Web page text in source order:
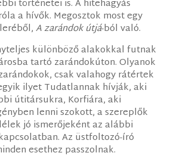
történetei is. A hitehagyás
a hívők. Megosztok most egy
A zarándok útjá-ból való.
különböző alakokkal futnak
tartó zarándokúton. Olyanok
csak valahogy rátértek
ilyet Tudatlannak hívják, aki
útitársukra, Korfiára, aki
lenni szokott, a szereplők
jó ismerőjeként az alábbi
Az üstfoltozó-író
esethez passzolnak.